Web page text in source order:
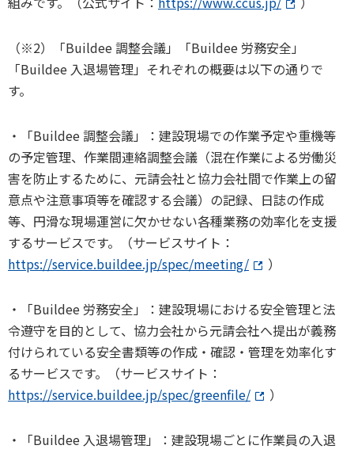
（※2）「Buildee 調整会議」「Buildee 労務安全」
「Buildee 入退場管理」それぞれの概要は以下の通りで
す。
・「Buildee 調整会議」：建設現場での作業予定や重機等
の予定管理、作業間連絡調整会議（混在作業による労働災
害を防止するために、元請会社と協力会社間で作業上の留
意点や注意事項等を確認する会議）の記録、日誌の作成
等、円滑な現場運営に欠かせない各種業務の効率化を支援
するサービスです。（サービスサイト：
https://service.buildee.jp/spec/meeting/
）
・「Buildee 労務安全」：建設現場における安全管理と法
令遵守を目的として、協力会社から元請会社へ提出が義務
付けられている安全書類等の作成・確認・管理を効率化す
るサービスです。（サービスサイト：
https://service.buildee.jp/spec/greenfile/
）
・「Buildee 入退場管理」：建設現場ごとに作業員の入退